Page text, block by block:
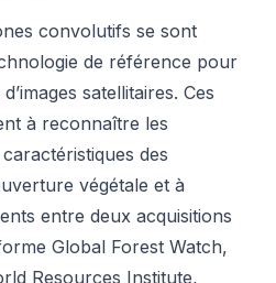
convolutifs se sont
de référence pour
satellitaires. Ces
à reconnaître les
des
végétale et à
entre deux acquisitions
Global Forest Watch,
Resources Institute,